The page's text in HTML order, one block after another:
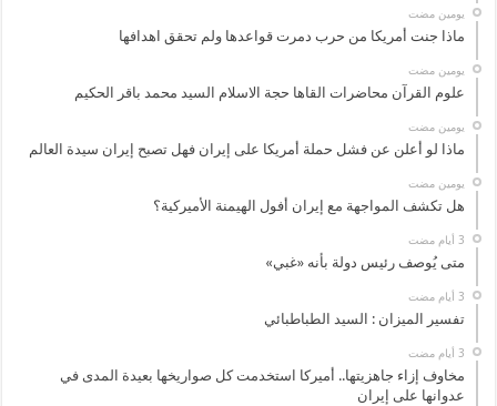
‏يومين مضت
ماذا جنت أمريكا من حرب دمرت قواعدها ولم تحقق اهدافها
‏يومين مضت
علوم القرآن محاضرات القاها حجة الاسلام السيد محمد باقر الحكيم
‏يومين مضت
ماذا لو أعلن عن فشل حملة أمريكا على إيران فهل تصبح إيران سيدة العالم
‏يومين مضت
هل تكشف المواجهة مع إيران أفول الهيمنة الأميركية؟
متى يُوصف رئيس دولة بأنه «غبي»
تفسير الميزان : السيد الطباطبائي
مخاوف إزاء جاهزيتها.. أميركا استخدمت كل صواريخها بعيدة المدى في
عدوانها على إيران